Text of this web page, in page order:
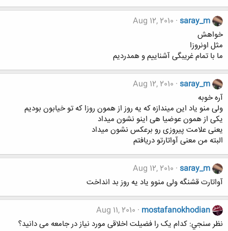
saray_m
Aug 12, 2010
خواهش
مثل اونروزا
ما با تمام غریبگی آشناییم و همدردیم
saray_m
Aug 12, 2010
آره خوبه
ولی منو یاد این میندازه که یه روز از همون روزا که تو خیابون بودیم
یکی از همون عوضیا هی اینو نشون میداد
یعنی علامت پیروزی رو برعکس نشون میداد
البته من معنی آواتارتو دریافتم
saray_m
Aug 12, 2010
آواتارت قشنگه ولی منوو یاد یه روز بد انداخت
mostafanokhodian
Aug 11, 2010
نظر سنجي: کدام یک را فضیلت اخلاقی مورد نیاز در جامعه می دانید؟